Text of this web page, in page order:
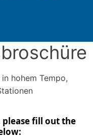
hohem Tempo,
fill out the